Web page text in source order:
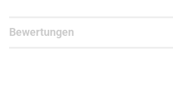
Bewertungen